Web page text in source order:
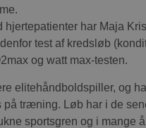
hjertepatienter har Maja
test af kredsløb
og watt max-testen.
elitehåndboldspiller, og
på træning. Løb har i de
sportsgren og i mange